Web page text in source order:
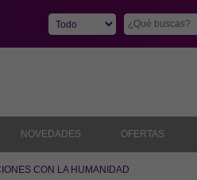
NOVEDADES OFERTAS
CON LA HUMANIDAD